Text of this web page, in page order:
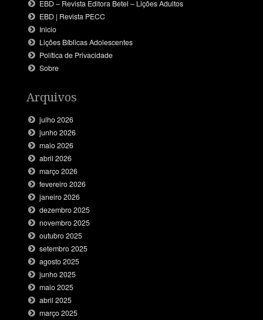
EBD – Revista Editora Betel – Lições Adultos
EBD | Revista PECC
Inicio
Lições Bíblicas Adolescentes
Política de Privacidade
Sobre
Arquivos
julho 2026
junho 2026
maio 2026
abril 2026
março 2026
fevereiro 2026
janeiro 2026
dezembro 2025
novembro 2025
outubro 2025
setembro 2025
agosto 2025
junho 2025
maio 2025
abril 2025
março 2025